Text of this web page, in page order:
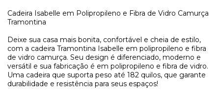
Cadeira Isabelle em Polipropileno e Fibra de Vidro Camurça
Tramontina
Deixe sua casa mais bonita, confortável e cheia de estilo,
com a cadeira Tramontina Isabelle em polipropileno e fibra
de vidro camurça. Seu design é diferenciado, moderno e
versátil e sua fabricação é em polipropileno e fibra de vidro.
Uma cadeira que suporta peso até 182 quilos, que garante
durabilidade e resistência para seus espaços!